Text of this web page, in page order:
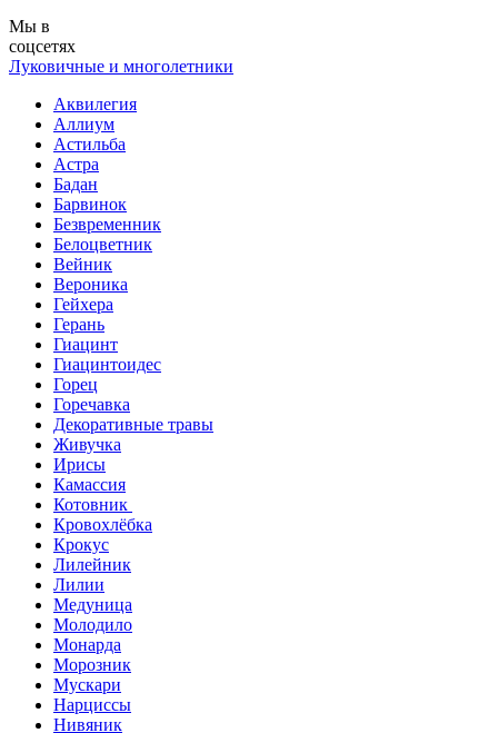
Мы в
соцсетях
Луковичные и многолетники
Аквилегия
Аллиум
Астильба
Астра
Бадан
Барвинок
Безвременник
Белоцветник
Вейник
Вероника
Гейхера
Герань
Гиацинт
Гиацинтоидес
Горец
Горечавка
Декоративные травы
Живучка
Ирисы
Камассия
Котовник
Кровохлёбка
Крокус
Лилейник
Лилии
Медуница
Молодило
Монарда
Морозник
Мускари
Нарциссы
Нивяник